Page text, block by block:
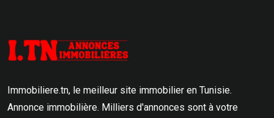
Immobiliere.tn, le meilleur site immobilier en Tunisie.
Annonce immobilière. Milliers d'annonces sont à votre